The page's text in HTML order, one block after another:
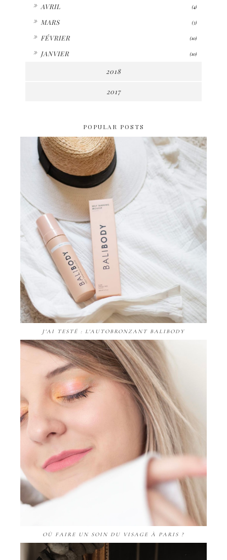
AVRIL (4)
MARS (3)
FÉVRIER (10)
JANVIER (10)
2018
2017
POPULAR POSTS
J'AI TESTÉ : L'AUTOBRONZANT BALIBODY
OÙ FAIRE UN SOIN DU VISAGE À PARIS ?